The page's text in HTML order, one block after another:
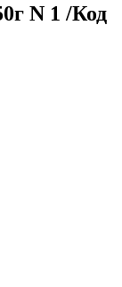
N 1 /Код